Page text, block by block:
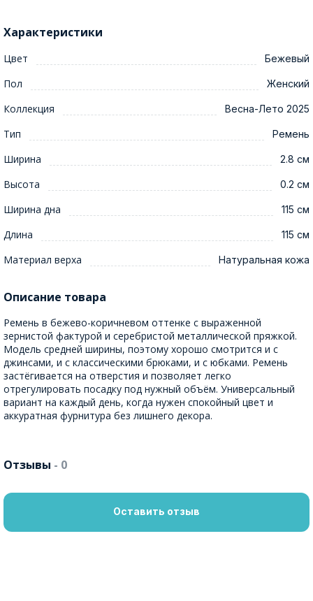
Характеристики
Цвет Бежевый
Пол Женский
Коллекция Весна-Лето 2025
Тип Ремень
Ширина 2.8 см
Высота 0.2 см
Ширина дна 115 см
Длина 115 см
Материал верха Натуральная кожа
Описание товара
Ремень в бежево-коричневом оттенке с выраженной
зернистой фактурой и серебристой металлической пряжкой.
Модель средней ширины, поэтому хорошо смотрится и с
джинсами, и с классическими брюками, и с юбками. Ремень
застёгивается на отверстия и позволяет легко
отрегулировать посадку под нужный объём. Универсальный
вариант на каждый день, когда нужен спокойный цвет и
аккуратная фурнитура без лишнего декора.
Отзывы - 0
Оставить отзыв